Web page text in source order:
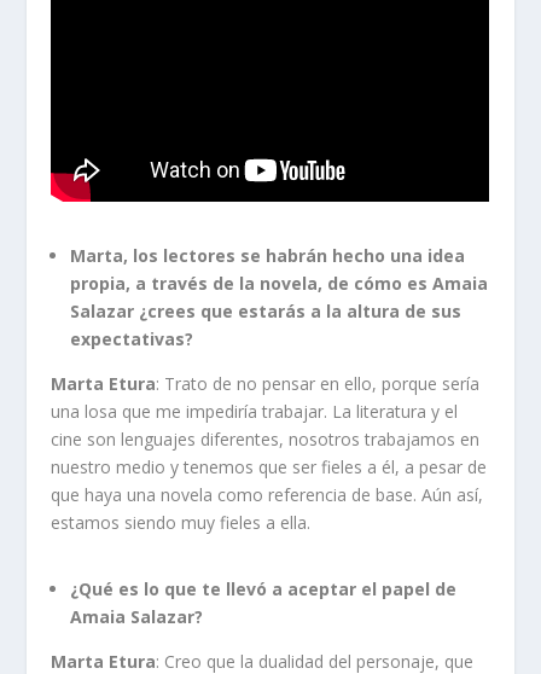
Marta, los lectores se habrán hecho una idea
propia, a través de la novela, de cómo es Amaia
Salazar ¿crees que estarás a la altura de sus
expectativas?
Marta Etura: Trato de no pensar en ello, porque sería
una losa que me impediría trabajar. La literatura y el
cine son lenguajes diferentes, nosotros trabajamos en
nuestro medio y tenemos que ser fieles a él, a pesar de
que haya una novela como referencia de base. Aún así,
estamos siendo muy fieles a ella.
¿Qué es lo que te llevó a aceptar el papel de
Amaia Salazar?
Marta Etura: Creo que la dualidad del personaje, que